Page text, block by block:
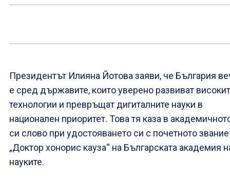
Президентът Илияна Йотова заяви, че България
е сред държавите, които уверено развиват
технологии и превръщат дигиталните науки в
национален приоритет. Това тя каза в
си слово при удостояването си с почетното звание
„Доктор хонорис кауза“ на Българската академия
науките.